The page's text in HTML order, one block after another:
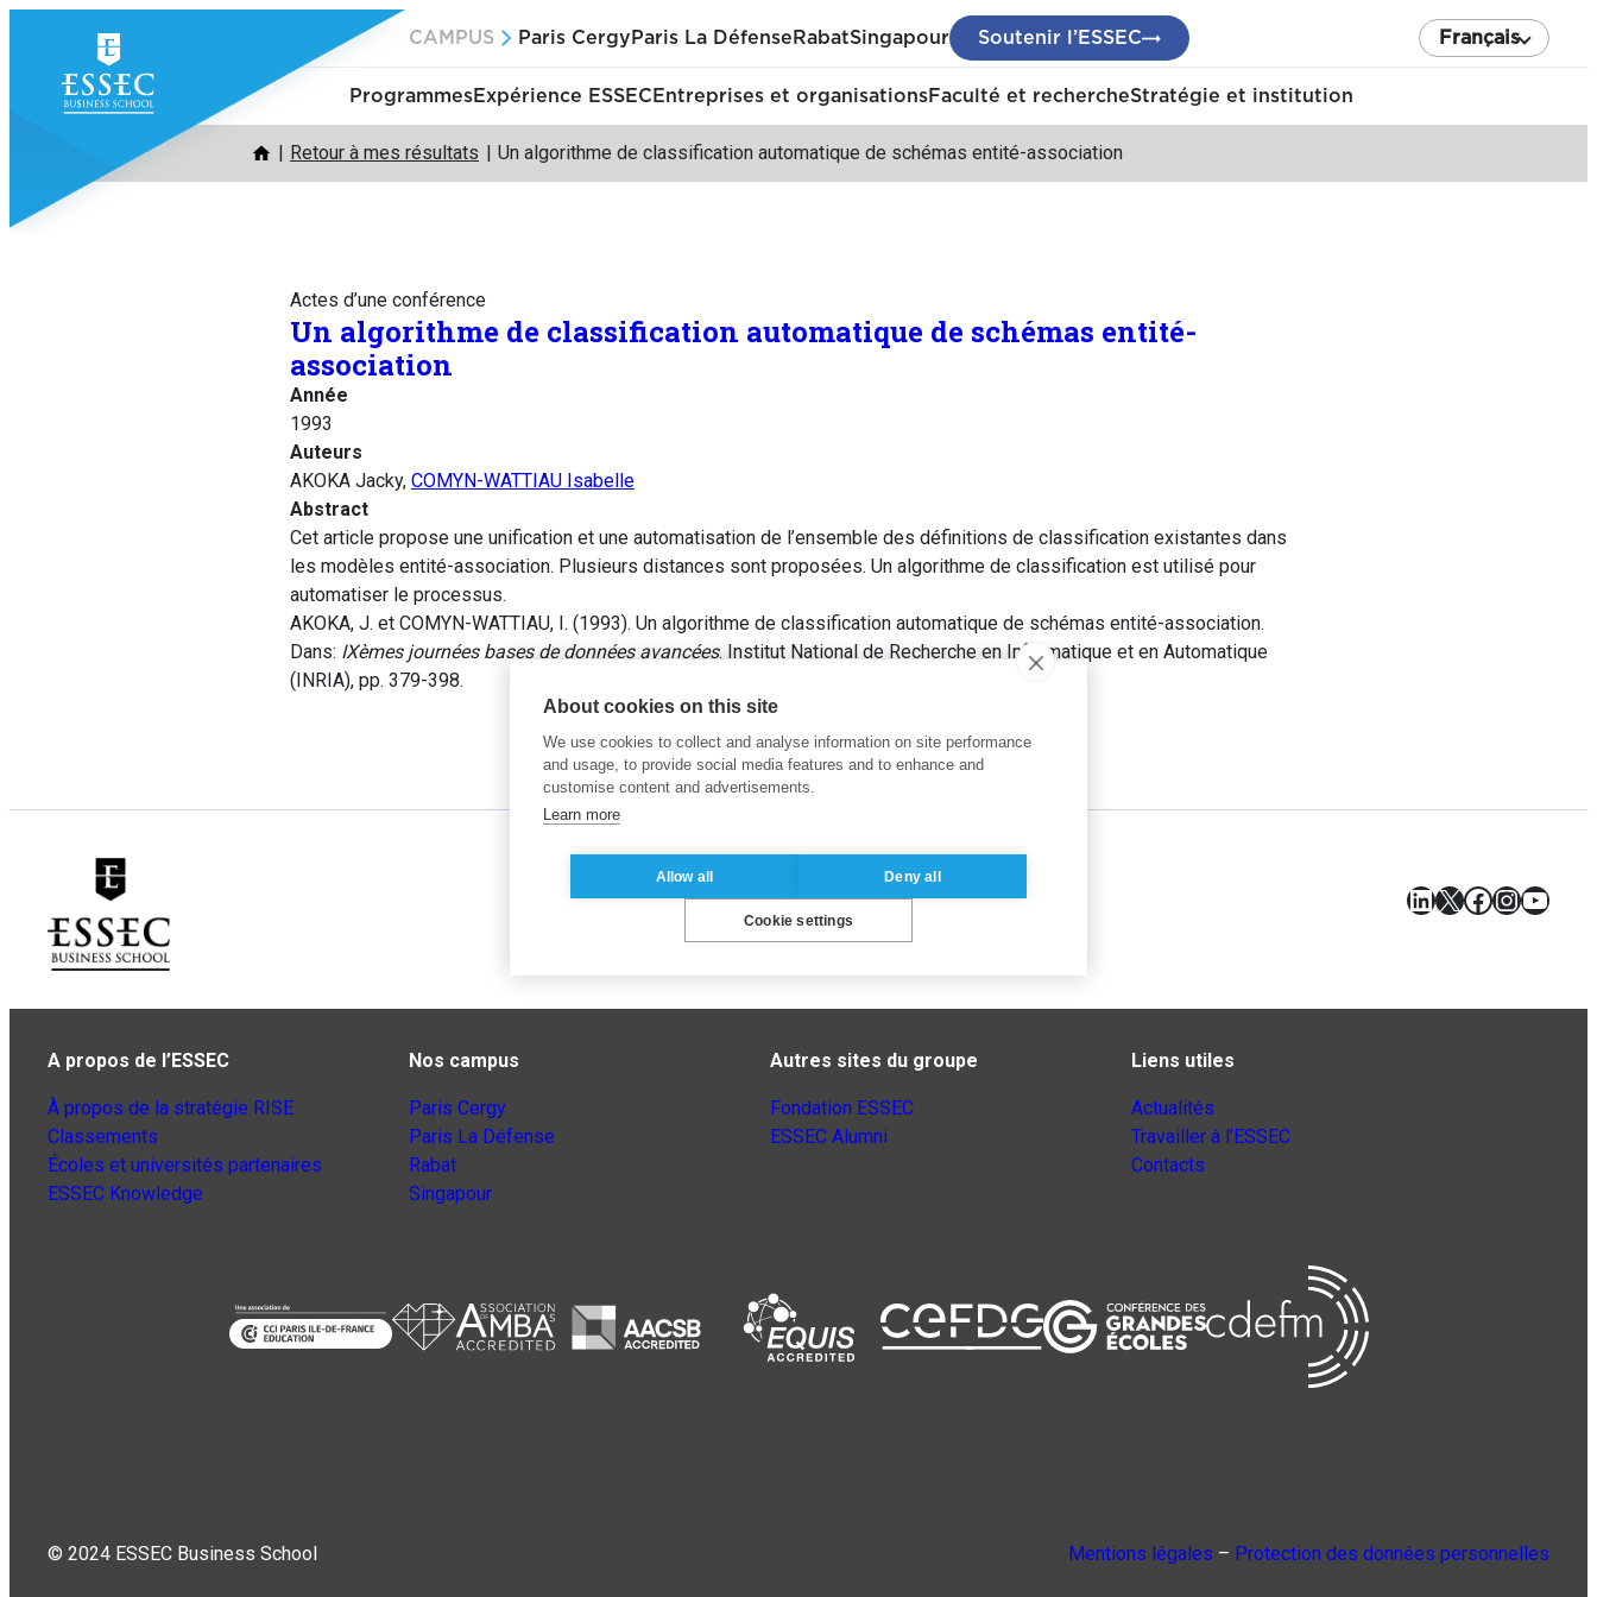
contenu
CAMPUS Paris Cergy Paris La Défense RabatSingapour Soutenir l’ESSEC Français
ProgrammesExpérience ESSEC Entreprises et organisationsFaculté et rechercheStratégie et institution
Retour à mes résultats Un algorithme de classification automatique de schémas entité-association
Actes d’une conférence
Un algorithme de classification automatique de schémas entité-
association
Année
1993
Auteurs
AKOKA Jacky, COMYN-WATTIAU Isabelle
Abstract
Cet article propose une unification et une automatisation de l’ensemble des définitions de classification existantes dans
les modèles entité-association. Plusieurs distances sont proposées. Un algorithme de classification est utilisé pour
automatiser le processus.
AKOKA, J. et COMYN-WATTIAU, I. (1993). Un algorithme de classification automatique de schémas entité-association.
Dans: IXèmes journées bases de données avancées. Institut National de Recherche en Informatique et en Automatique
(INRIA), pp. 379-398.
LinkedIn
X Facebook
A propos de l’ESSEC
À propos de la stratégie RISE
Classements
Écoles et universités partenaires
ESSEC Knowledge
Nos campus
Paris Cergy
Paris La Défense
Rabat
Singapour
Autres sites du groupe
Fondation ESSEC
ESSEC Alumni
Liens utiles
Actualités
Travailler à l’ESSEC
Contacts
© 2024 ESSEC Business School Mentions légales – Protection des données personnelles
About cookies on this site
We use cookies to collect and analyse information on site performance
and usage, to provide social media features and to enhance and
customise content and advertisements.
Learn more
Allow all Deny all
Cookie settings